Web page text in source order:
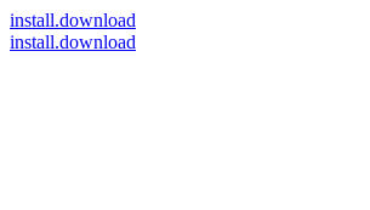
install.download
install.download